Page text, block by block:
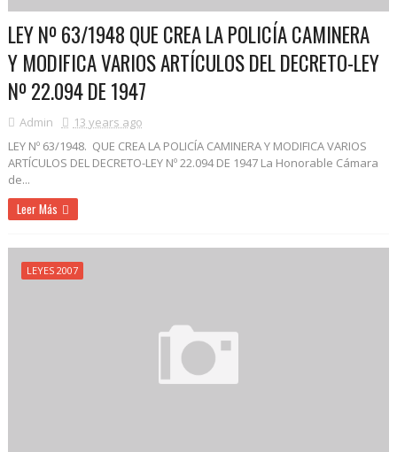
LEY Nº 63/1948 QUE CREA LA POLICÍA CAMINERA
Y MODIFICA VARIOS ARTÍCULOS DEL DECRETO-LEY
Nº 22.094 DE 1947
Admin
13 years ago
LEY Nº 63/1948. QUE CREA LA POLICÍA CAMINERA Y MODIFICA VARIOS
ARTÍCULOS DEL DECRETO-LEY Nº 22.094 DE 1947 La Honorable Cámara
de...
Leer Más
LEYES 2007